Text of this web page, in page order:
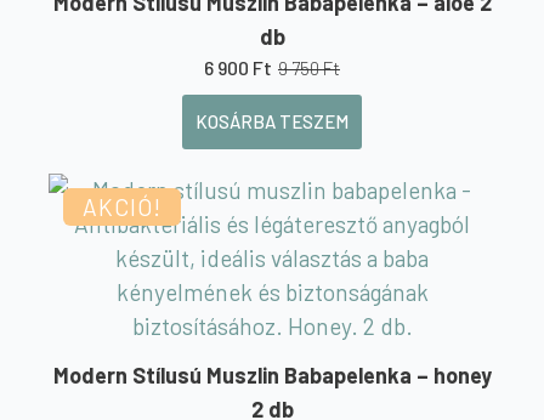
db
9 750Ft
Original
price
was:
9
6 900 FtCurrent
price
is:
6
KOSÁRBA TESZEM
AKCIÓ!
Modern Stílusú Muszlin Babapelenka – honey
2 db